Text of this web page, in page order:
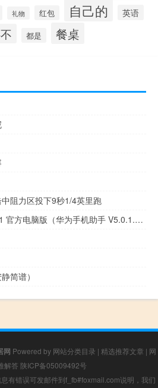
礼物 红包 自己的 英语
都是 餐桌
阻力区投下9秒1/4英里跑
华为手机助手 V5.0.1.301 官方电脑版（华为手机助手 V5.0.1.301 官方电脑版功能简介）
简谱）
网 Powered by 网站分类目录 | 精选推荐文章 | 网
解答 陕ICP备05009492号
有错误可发邮件到f_fb#foxmail.com说明，我们